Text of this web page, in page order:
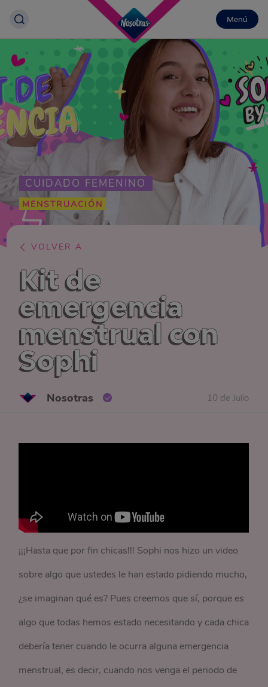
Menú
CUIDADO FEMENINO
MENSTRUACIÓN
VOLVER A
Kit de
emergencia
menstrual con
Sophi
Nosotras 10 de Julio
¡¡¡Hasta que por fin chicas!!! Sophi nos hizo un video
sobre algo que ustedes le han estado pidiendo mucho,
¿se imaginan qué es? Pues creemos que sí, porque es
algo que todas hemos estado necesitando y cada chica
debería tener cuando le ocurra alguna emergencia
menstrual, es decir, cuando nos venga el periodo de